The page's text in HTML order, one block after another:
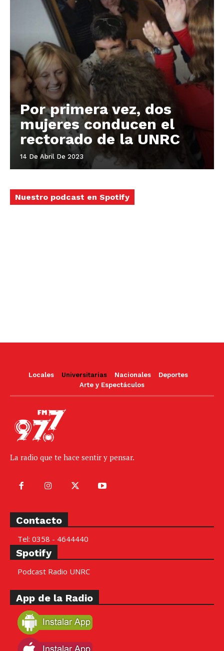
Por primera vez, dos
mujeres conducen el
rectorado de la UNRC
14 De Abril De 2023
Nuestro podcast en Spotify
Locales Universitarias Nacionales
Deportes
Arte y Espectáculos
La radio que te hace sentir y pensar.
Contacto
Tel: 0358 - 4644440
Spotify
Podcast Radio UNRC
App de la Radio